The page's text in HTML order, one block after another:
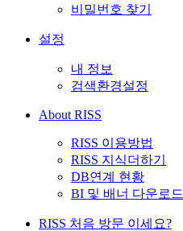
비밀번호 찾기
설정
내 정보
검색환경설정
About RISS
RISS 이용방법
RISS 지식더하기
DB연계 현황
BI 및 배너 다운로드
RISS 처음 방문 이세요?